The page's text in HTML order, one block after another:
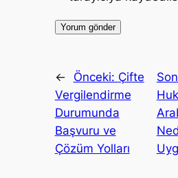
← Önceki: Çifte
Vergilendirme
Durumunda
Başvuru ve
Çözüm Yolları